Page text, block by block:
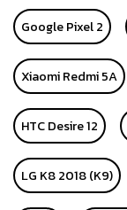
Google Pixel 2
Xiaomi Redmi 5A
HTC Desire 12
LG K8 2018 (K9)